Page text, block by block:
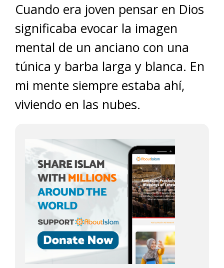
Cuando era joven pensar en Dios
significaba evocar la imagen
mental de un anciano con una
túnica y barba larga y blanca. En
mi mente siempre estaba ahí,
viviendo en las nubes.